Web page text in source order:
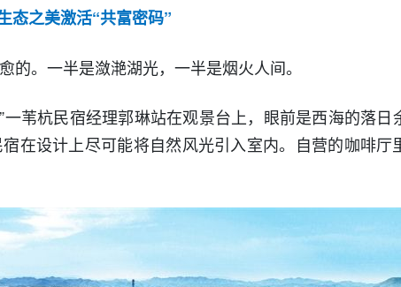
态之美激活“共富密码”
的。一半是潋滟湖光，一半是烟火人间。
一苇杭民宿经理郭琳站在观景台上，眼前是西海的落日
在设计上尽可能将自然风光引入室内。自营的咖啡厅